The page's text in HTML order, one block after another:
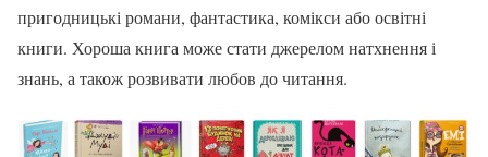
пригодницькі романи, фантастика, комікси або освітні
книги. Хороша книга може стати джерелом натхнення і
знань, а також розвивати любов до читання.